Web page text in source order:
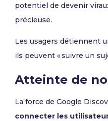
potentiel de devenir
précieuse.
Les usagers détiennent
ils peuvent « suivre un
Atteinte de
La force de Google
connecter les